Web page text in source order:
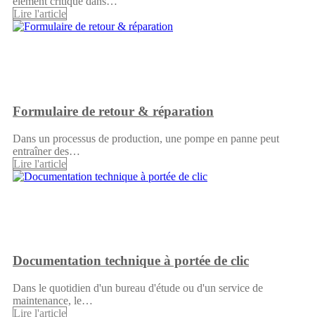
Lire l'article
Formulaire de retour & réparation
Dans un processus de production, une pompe en panne peut
entraîner des…
Lire l'article
Documentation technique à portée de clic
Dans le quotidien d'un bureau d'étude ou d'un service de
maintenance, le…
Lire l'article